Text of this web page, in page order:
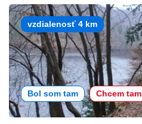
vzdialenosť 4 km
Bol som tam Chcem tam